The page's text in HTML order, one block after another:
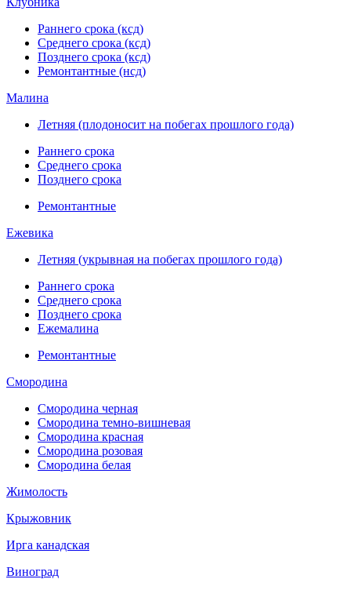
Раннего срока (ксд)
Среднего срока (ксд)
Позднего срока (ксд)
Ремонтантные (нсд)
Малина
Летняя (плодоносит на побегах прошлого года)
Раннего срока
Среднего срока
Позднего срока
Ремонтантные
Ежевика
Летняя (укрывная на побегах прошлого года)
Раннего срока
Среднего срока
Позднего срока
Ежемалина
Ремонтантные
Смородина
Смородина черная
Смородина темно-вишневая
Смородина красная
Смородина розовая
Смородина белая
Жимолость
Крыжовник
Ирга канадская
Виноград